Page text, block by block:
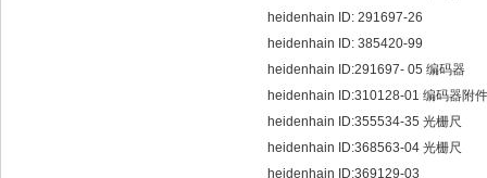
heidenhain ID: 291697-26
heidenhain ID: 385420-99
heidenhain ID:291697- 05 编码器
heidenhain ID:310128-01 编码器附件
heidenhain ID:355534-35 光栅尺
heidenhain ID:368563-04 光栅尺
heidenhain ID:369129-03